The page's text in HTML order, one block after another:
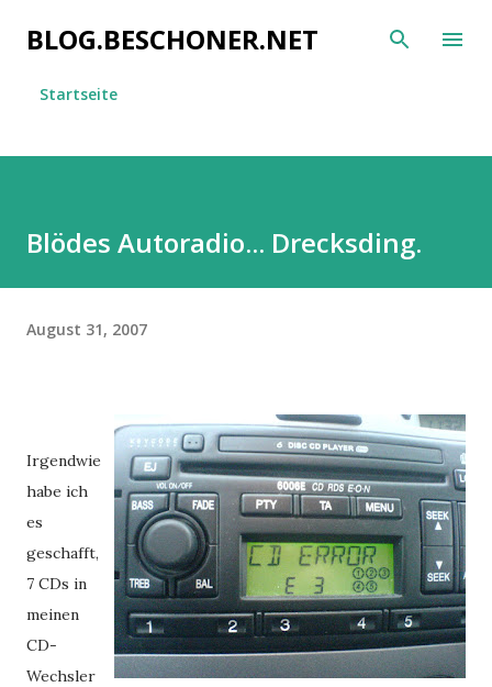
Direkt zum Hauptbereich
BLOG.BESCHONER.NET
Startseite
Blödes Autoradio... Drecksding.
August 31, 2007
Irgendwie
habe ich
es
geschafft,
7 CDs in
meinen
CD-
Wechsler